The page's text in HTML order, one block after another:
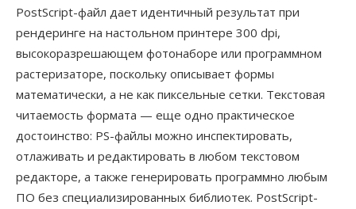
PostScript-файл дает идентичный результат при
рендеринге на настольном принтере 300 dpi,
высокоразрешающем фотонаборе или программном
растеризаторе, поскольку описывает формы
математически, а не как пиксельные сетки. Текстовая
читаемость формата — еще одно практическое
достоинство: PS-файлы можно инспектировать,
отлаживать и редактировать в любом текстовом
редакторе, а также генерировать программно любым
ПО без специализированных библиотек. PostScript-